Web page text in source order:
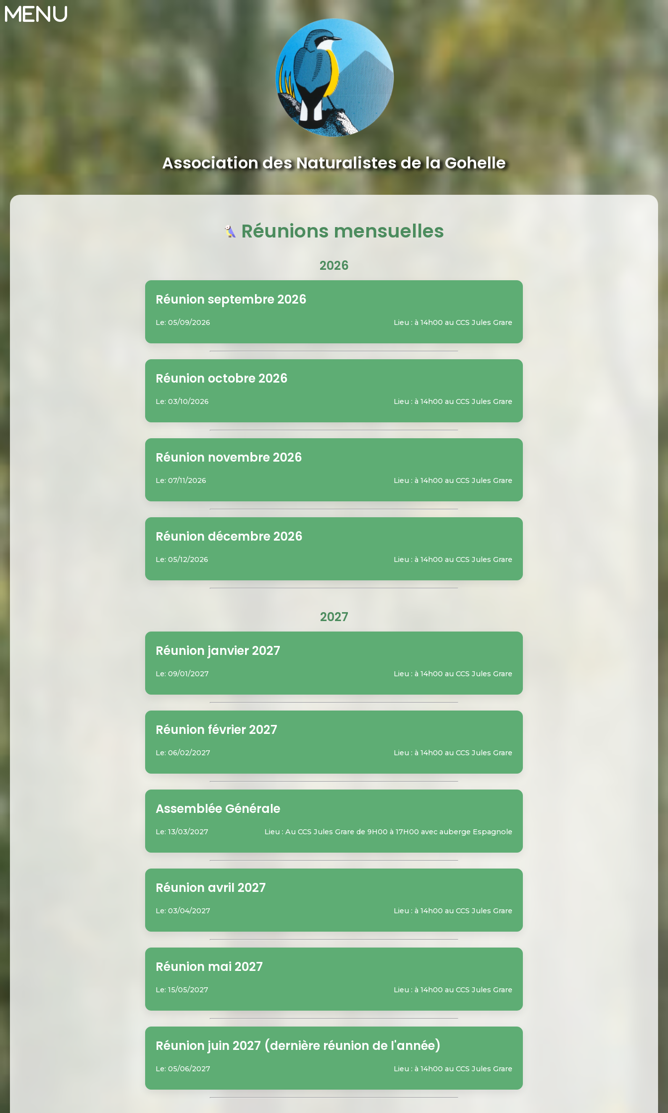
Menu
Association des Naturalistes de la Gohelle
Réunions mensuelles
2026
Réunion septembre 2026
Le: 05/09/2026 Lieu : à 14h00 au CCS Jules Grare
Réunion octobre 2026
Le: 03/10/2026 Lieu : à 14h00 au CCS Jules Grare
Réunion novembre 2026
Le: 07/11/2026 Lieu : à 14h00 au CCS Jules Grare
Réunion décembre 2026
Le: 05/12/2026 Lieu : à 14h00 au CCS Jules Grare
2027
Réunion janvier 2027
Le: 09/01/2027 Lieu : à 14h00 au CCS Jules Grare
Réunion février 2027
Le: 06/02/2027 Lieu : à 14h00 au CCS Jules Grare
Assemblée Générale
Le: 13/03/2027 Lieu : Au CCS Jules Grare de 9H00 à 17H00 avec auberge Espagnole
Réunion avril 2027
Le: 03/04/2027 Lieu : à 14h00 au CCS Jules Grare
Réunion mai 2027
Le: 15/05/2027 Lieu : à 14h00 au CCS Jules Grare
Réunion juin 2027 (dernière réunion de l'année)
Le: 05/06/2027 Lieu : à 14h00 au CCS Jules Grare